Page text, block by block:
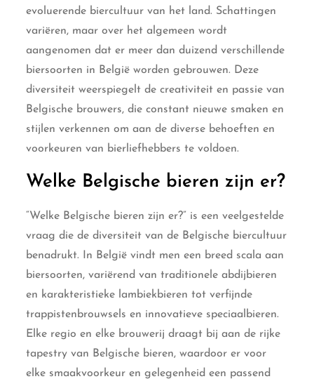
evoluerende biercultuur van het land. Schattingen
variëren, maar over het algemeen wordt
aangenomen dat er meer dan duizend verschillende
biersoorten in België worden gebrouwen. Deze
diversiteit weerspiegelt de creativiteit en passie van
Belgische brouwers, die constant nieuwe smaken en
stijlen verkennen om aan de diverse behoeften en
voorkeuren van bierliefhebbers te voldoen.
Welke Belgische bieren zijn er?
“Welke Belgische bieren zijn er?” is een veelgestelde
vraag die de diversiteit van de Belgische biercultuur
benadrukt. In België vindt men een breed scala aan
biersoorten, variërend van traditionele abdijbieren
en karakteristieke lambiekbieren tot verfijnde
trappistenbrouwsels en innovatieve speciaalbieren.
Elke regio en elke brouwerij draagt bij aan de rijke
tapestry van Belgische bieren, waardoor er voor
elke smaakvoorkeur en gelegenheid een passend